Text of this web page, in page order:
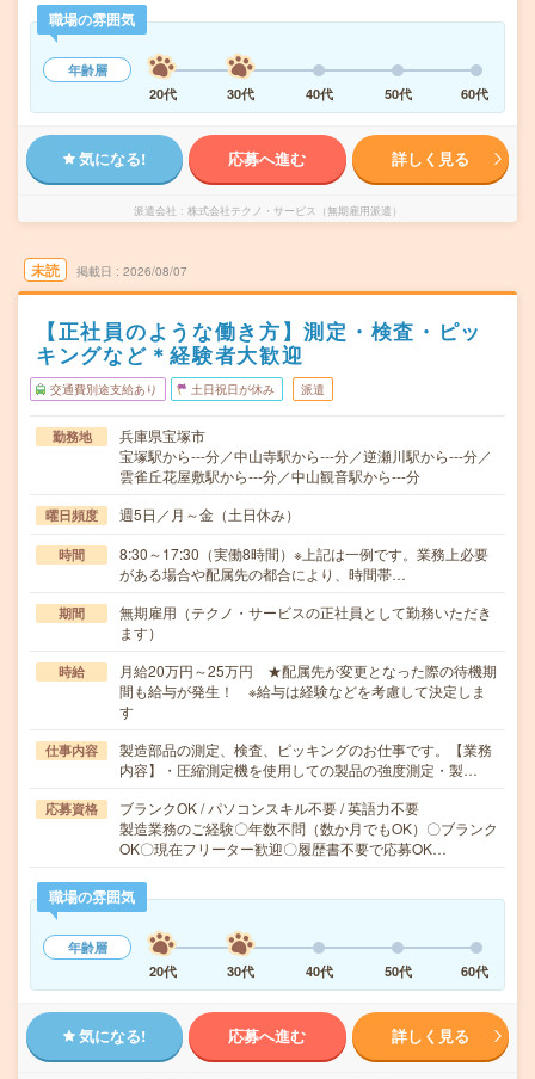
職場の雰囲気
年齢層
20代
30代 40代 50代 60代
気になる! 応募へ進む 詳しく見る
派遣会社 株式会社テクノ・サービス（無期雇用派遣）
未読 掲載日 2026/08/07
【正社員のような働き方】測定・検査・ピッ
キングなど＊経験者大歓迎
交通費別途支給あり 土日祝日が休み 派遣
勤務地
兵庫県宝塚市
宝塚駅から---分／中山寺駅から---分／逆瀬川駅から---分／
雲雀丘花屋敷駅から---分／中山観音駅から---分
曜日頻度 週5日／月～金（土日休み）
時間
8:30～17:30（実働8時間）※上記は一例です。業務上必要
がある場合や配属先の都合により、時間帯…
期間
無期雇用（テクノ・サービスの正社員として勤務いただき
ます）
時給
月給20万円～25万円 ★配属先が変更となった際の待機期
間も給与が発生！ ※給与は経験などを考慮して決定しま
す
仕事内容
製造部品の測定、検査、ピッキングのお仕事です。【業務
内容】・圧縮測定機を使用しての製品の強度測定・製…
応募資格
ブランクOK / パソコンスキル不要 / 英語力不要
製造業務のご経験〇年数不問（数か月でもOK）〇ブランク
OK〇現在フリーター歓迎〇履歴書不要で応募OK…
職場の雰囲気
年齢層
20代
30代 40代 50代 60代
気になる! 応募へ進む 詳しく見る